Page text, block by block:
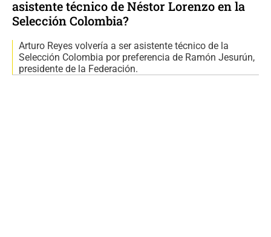
asistente técnico de Néstor Lorenzo en la
Selección Colombia?
Arturo Reyes volvería a ser asistente técnico de la
Selección Colombia por preferencia de Ramón Jesurún,
presidente de la Federación.